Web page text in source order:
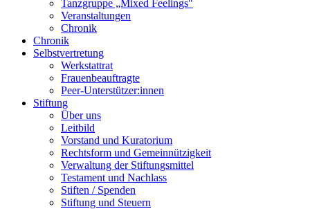
Tanzgruppe „Mixed Feelings"
Veranstaltungen
Chronik
Chronik
Selbstvertretung
Werkstattrat
Frauenbeauftragte
Peer-Unterstützer:innen
Stiftung
Über uns
Leitbild
Vorstand und Kuratorium
Rechtsform und Gemeinnützigkeit
Verwaltung der Stiftungsmittel
Testament und Nachlass
Stiften / Spenden
Stiftung und Steuern